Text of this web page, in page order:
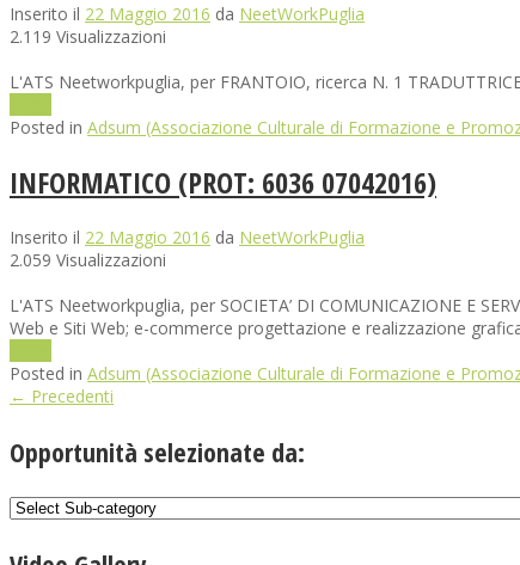
Inserito il 22 Maggio 2016 da NeetWorkPuglia
2.119 Visualizzazioni
L'ATS Neetworkpuglia, per FRANTOIO, ricerca N. 1
Posted in Adsum (Associazione Culturale di Formazione e
INFORMATICO (PROT: 6036 07042016)
Inserito il 22 Maggio 2016 da NeetWorkPuglia
2.059 Visualizzazioni
L'ATS Neetworkpuglia, per SOCIETA’ DI COMUNICAZIONE E
Web e Siti Web; e-commerce progettazione e realizzazione
Posted in Adsum (Associazione Culturale di Formazione e
← Precedenti
Opportunità selezionate da: